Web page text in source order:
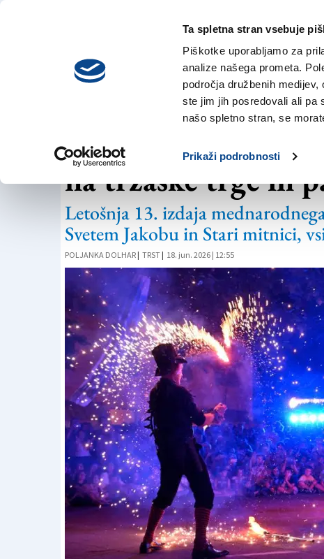
Ta spletna stran vsebuje
Piškotke uporabljamo za
analize našega prometa.
področja družbenih
ste jim jih posredovali ali pa
našo spletno stran, se
Prikaži podrobnosti
petek,
7. avgusta 2026
Performativne
na tržaške trge in
Letošnja 13. izdaja
Svetem Jakobu in Stari mitnici,
POLJANKA DOLHAR | TRST | 18. jun. 2026 | 12:55